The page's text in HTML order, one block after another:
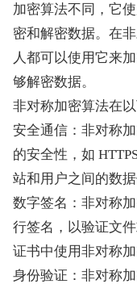
加密算法不同，它
密和解密数据。在
人都可以使用它来
够解密数据。
非对称加密算法在
安全通信：非对称
的安全性，如
站和用户之间的数据
数字签名：非对称
行签名，以验证文
证书中使用非对称
身份验证：非对称